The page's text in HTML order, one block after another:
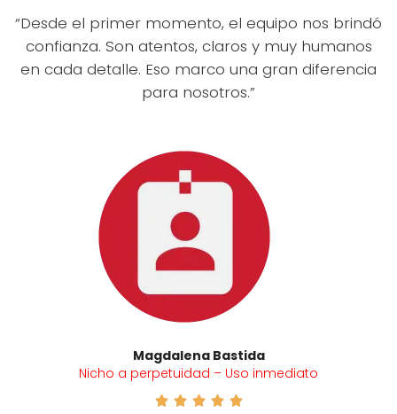
“Desde el primer momento, el equipo nos brindó
confianza. Son atentos, claros y muy humanos
en cada detalle. Eso marco una gran diferencia
para nosotros.”
Magdalena Bastida
Nicho a perpetuidad – Uso inmediato
    